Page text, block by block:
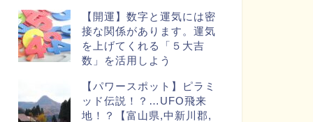
【開運】数字と運気には密
接な関係があります。運気
を上げてくれる「５大吉
数」を活用しよう
【パワースポット】ピラミ
ッド伝説！？…UFO飛来
地！？【富山県,中新川郡,